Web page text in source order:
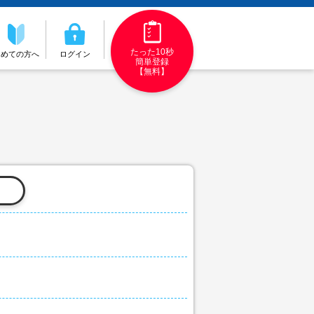
ての方へ ログイン
たった10秒
簡単登録
【無料】